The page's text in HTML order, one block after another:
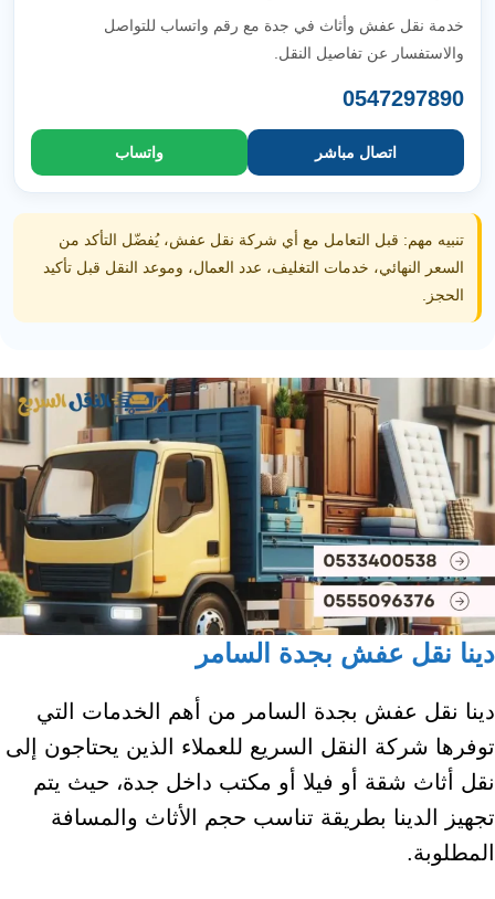
خدمة نقل عفش وأثاث في جدة مع رقم واتساب للتواصل
والاستفسار عن تفاصيل النقل.
0547297890
اتصال مباشر واتساب
تنبيه مهم: قبل التعامل مع أي شركة نقل عفش، يُفضّل التأكد من
السعر النهائي، خدمات التغليف، عدد العمال، وموعد النقل قبل تأكيد
الحجز.
دينا نقل عفش بجدة السامر
دينا نقل عفش بجدة السامر من أهم الخدمات التي
توفرها شركة النقل السريع للعملاء الذين يحتاجون إلى
نقل أثاث شقة أو فيلا أو مكتب داخل جدة، حيث يتم
تجهيز الدينا بطريقة تناسب حجم الأثاث والمسافة
المطلوبة.